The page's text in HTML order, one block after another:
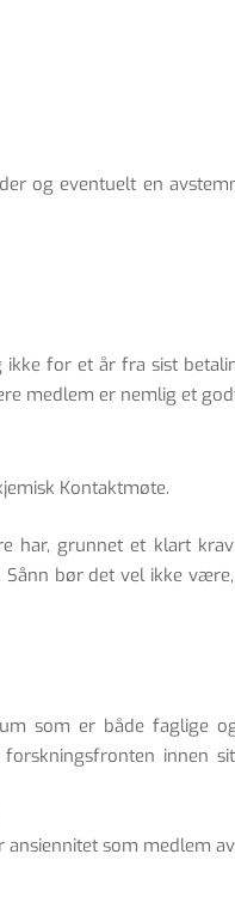
og eventuelt en
for et år fra sist
medlem er nemlig et
Kontaktmøte.
har, grunnet et klart
bør det vel ikke
som er både faglige
som medlem